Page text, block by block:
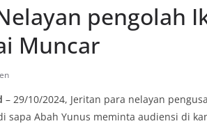
pengolah
Muncar
– 29/10/2024, Jeritan para nelayan
sapa Abah Yunus meminta audiensi di